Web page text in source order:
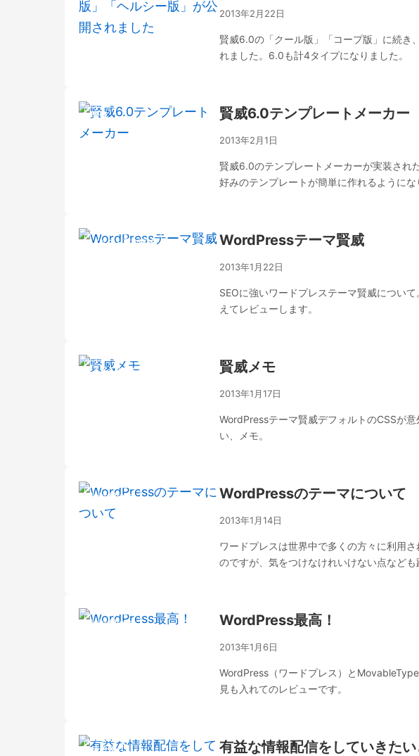
2013年2月22日
賢威6.0の「クール版」「コープ版」に続き
れました。6.0も計4タイプになりました。
賢威 賢威6.0テンプレートメーカー
2013年2月1日
賢威6.0のテンプレートメーカーが実装され
好みのテンプレートが簡単に作れるようにな
メルのお薦め商材 WordPressテーマ賢威
2013年1月22日
SEOに強いワードプレステーマ賢威につい
えてレビューします。
スタイルシート 賢威メモ
2013年1月17日
WordPressテーマ賢威デフォルトのCSSが
い、メモ。
WordPress WordPressのテーマについて
2013年1月14日
ワードプレスは世界中で多くの方々に利用
のですが、気をつけなけれいけない点など
WordPress WordPress最高！
2013年1月6日
WordPress（ワードプレス）と
見も入れてのレビューです。
未分類 有益な情報配信をしていきた